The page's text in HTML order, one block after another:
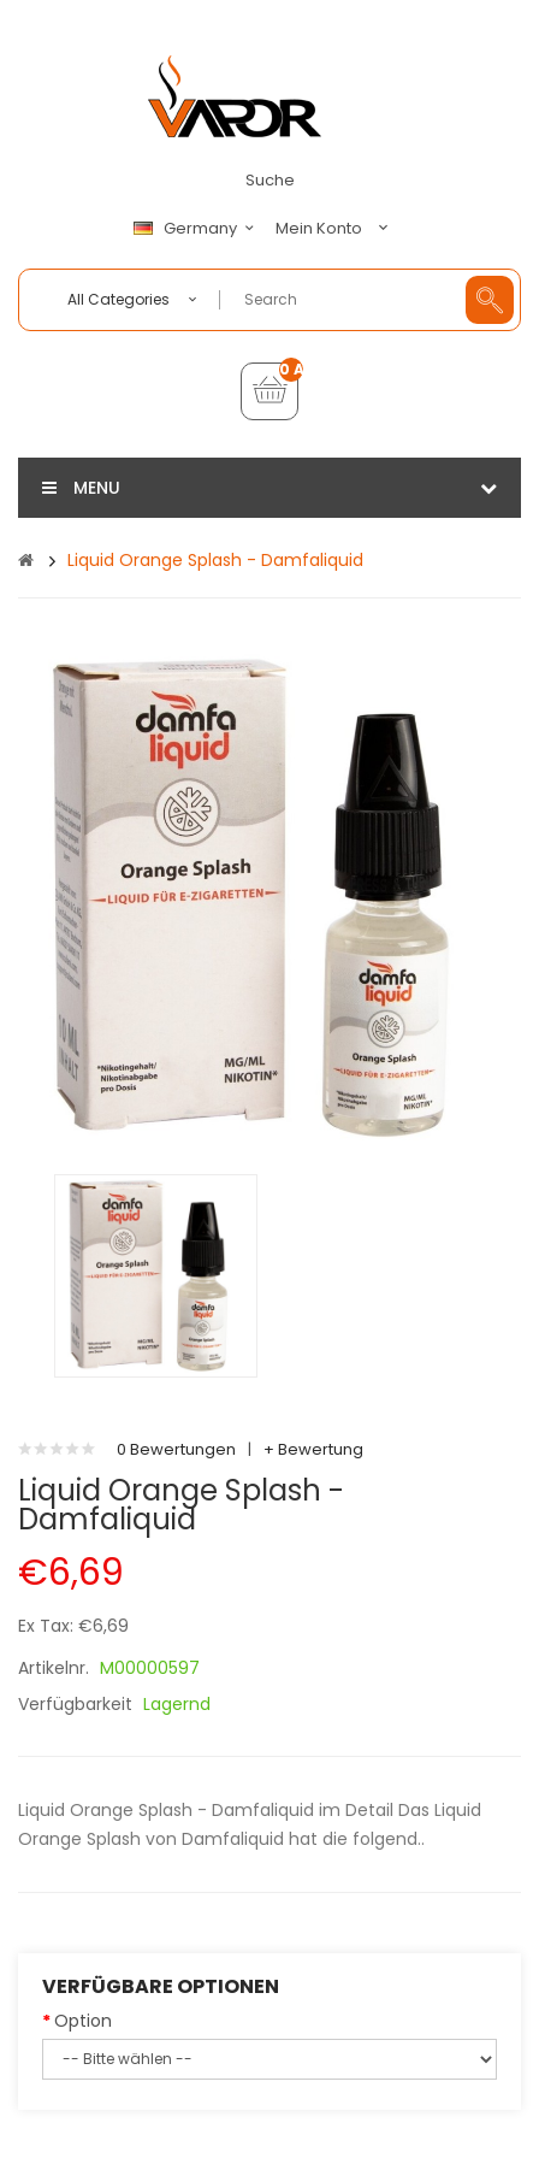
Suche
Germany Mein Konto
All Categories
0 Artikel - €0,00
MENU
Liquid Orange Splash - Damfaliquid
0 Bewertungen | + Bewertung
Liquid Orange Splash -
Damfaliquid
€6,69
Ex Tax: €6,69
Artikelnr. M00000597
Verfügbarkeit Lagernd
Liquid Orange Splash - Damfaliquid im Detail Das Liquid
Orange Splash von Damfaliquid hat die folgend..
VERFÜGBARE OPTIONEN
Option